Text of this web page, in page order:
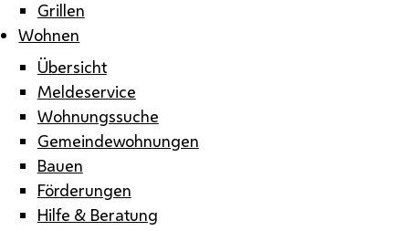
Grillen
Wohnen
Übersicht
Meldeservice
Wohnungssuche
Gemeindewohnungen
Bauen
Förderungen
Hilfe & Beratung